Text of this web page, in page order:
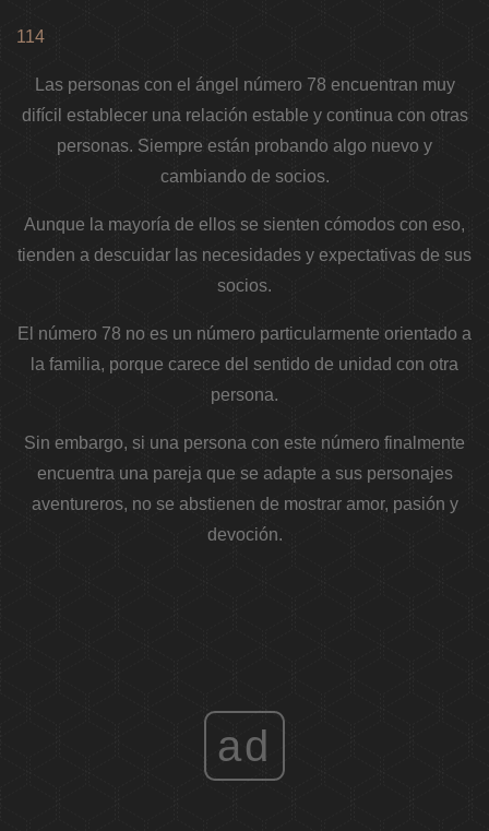
114
Las personas con el ángel número 78 encuentran muy
difícil establecer una relación estable y continua con otras
personas. Siempre están probando algo nuevo y
cambiando de socios.
Aunque la mayoría de ellos se sienten cómodos con eso,
tienden a descuidar las necesidades y expectativas de sus
socios.
El número 78 no es un número particularmente orientado a
la familia, porque carece del sentido de unidad con otra
persona.
Sin embargo, si una persona con este número finalmente
encuentra una pareja que se adapte a sus personajes
aventureros, no se abstienen de mostrar amor, pasión y
devoción.
ad